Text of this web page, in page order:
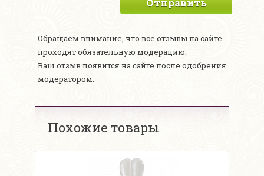
Отправить
Обращаем внимание, что все отзывы на сайте
проходят обязательную модерацию.
Ваш отзыв появится на сайте после одобрения
модератором.
Похожие товары